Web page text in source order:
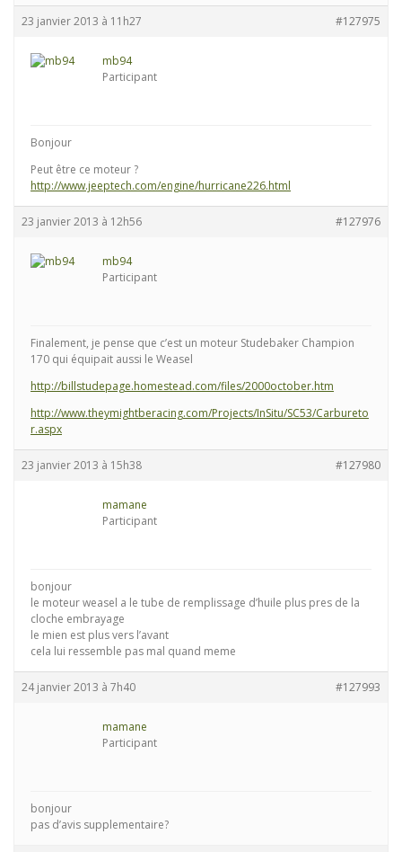
23 janvier 2013 à 11h27 #127975
mb94
Participant
Bonjour
Peut être ce moteur ?
http://www.jeeptech.com/engine/hurricane226.html
23 janvier 2013 à 12h56 #127976
mb94
Participant
Finalement, je pense que c’est un moteur Studebaker Champion
170 qui équipait aussi le Weasel
http://billstudepage.homestead.com/files/2000october.htm
http://www.theymightberacing.com/Projects/InSitu/SC53/Carbureto
r.aspx
23 janvier 2013 à 15h38 #127980
mamane
Participant
bonjour
le moteur weasel a le tube de remplissage d’huile plus pres de la
cloche embrayage
le mien est plus vers l’avant
cela lui ressemble pas mal quand meme
24 janvier 2013 à 7h40 #127993
mamane
Participant
bonjour
pas d’avis supplementaire?